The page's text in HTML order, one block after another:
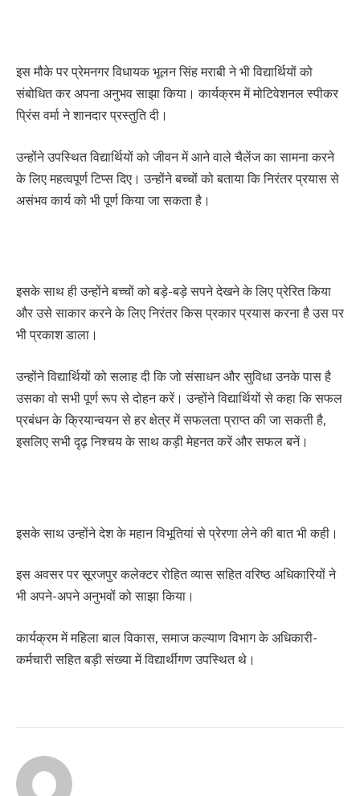
इस मौके पर प्रेमनगर विधायक भूलन सिंह मराबी ने भी विद्यार्थियों को
संबोधित कर अपना अनुभव साझा किया। कार्यक्रम में मोटिवेशनल स्पीकर
प्रिंस वर्मा ने शानदार प्रस्तुति दी।
उन्होंने उपस्थित विद्यार्थियों को जीवन में आने वाले चैलेंज का सामना करने
के लिए महत्वपूर्ण टिप्स दिए। उन्होंने बच्चों को बताया कि निरंतर प्रयास से
असंभव कार्य को भी पूर्ण किया जा सकता है।
इसके साथ ही उन्होंने बच्चों को बड़े-बड़े सपने देखने के लिए प्रेरित किया
और उसे साकार करने के लिए निरंतर किस प्रकार प्रयास करना है उस पर
भी प्रकाश डाला।
उन्होंने विद्यार्थियों को सलाह दी कि जो संसाधन और सुविधा उनके पास है
उसका वो सभी पूर्ण रूप से दोहन करें। उन्होंने विद्यार्थियों से कहा कि सफल
प्रबंधन के क्रियान्वयन से हर क्षेत्र में सफलता प्राप्त की जा सकती है,
इसलिए सभी दृढ़ निश्चय के साथ कड़ी मेहनत करें और सफल बनें।
इसके साथ उन्होंने देश के महान विभूतियां से प्रेरणा लेने की बात भी कही।
इस अवसर पर सूरजपुर कलेक्टर रोहित व्यास सहित वरिष्ठ अधिकारियों ने
भी अपने-अपने अनुभवों को साझा किया।
कार्यक्रम में महिला बाल विकास, समाज कल्याण विभाग के अधिकारी-
कर्मचारी सहित बड़ी संख्या में विद्यार्थीगण उपस्थित थे।